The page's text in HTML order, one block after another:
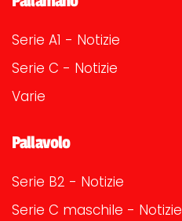
Serie A1 - Notizie
Serie C - Notizie
Varie
Pallavolo
Serie B2 - Notizie
Serie C maschile - Notizie